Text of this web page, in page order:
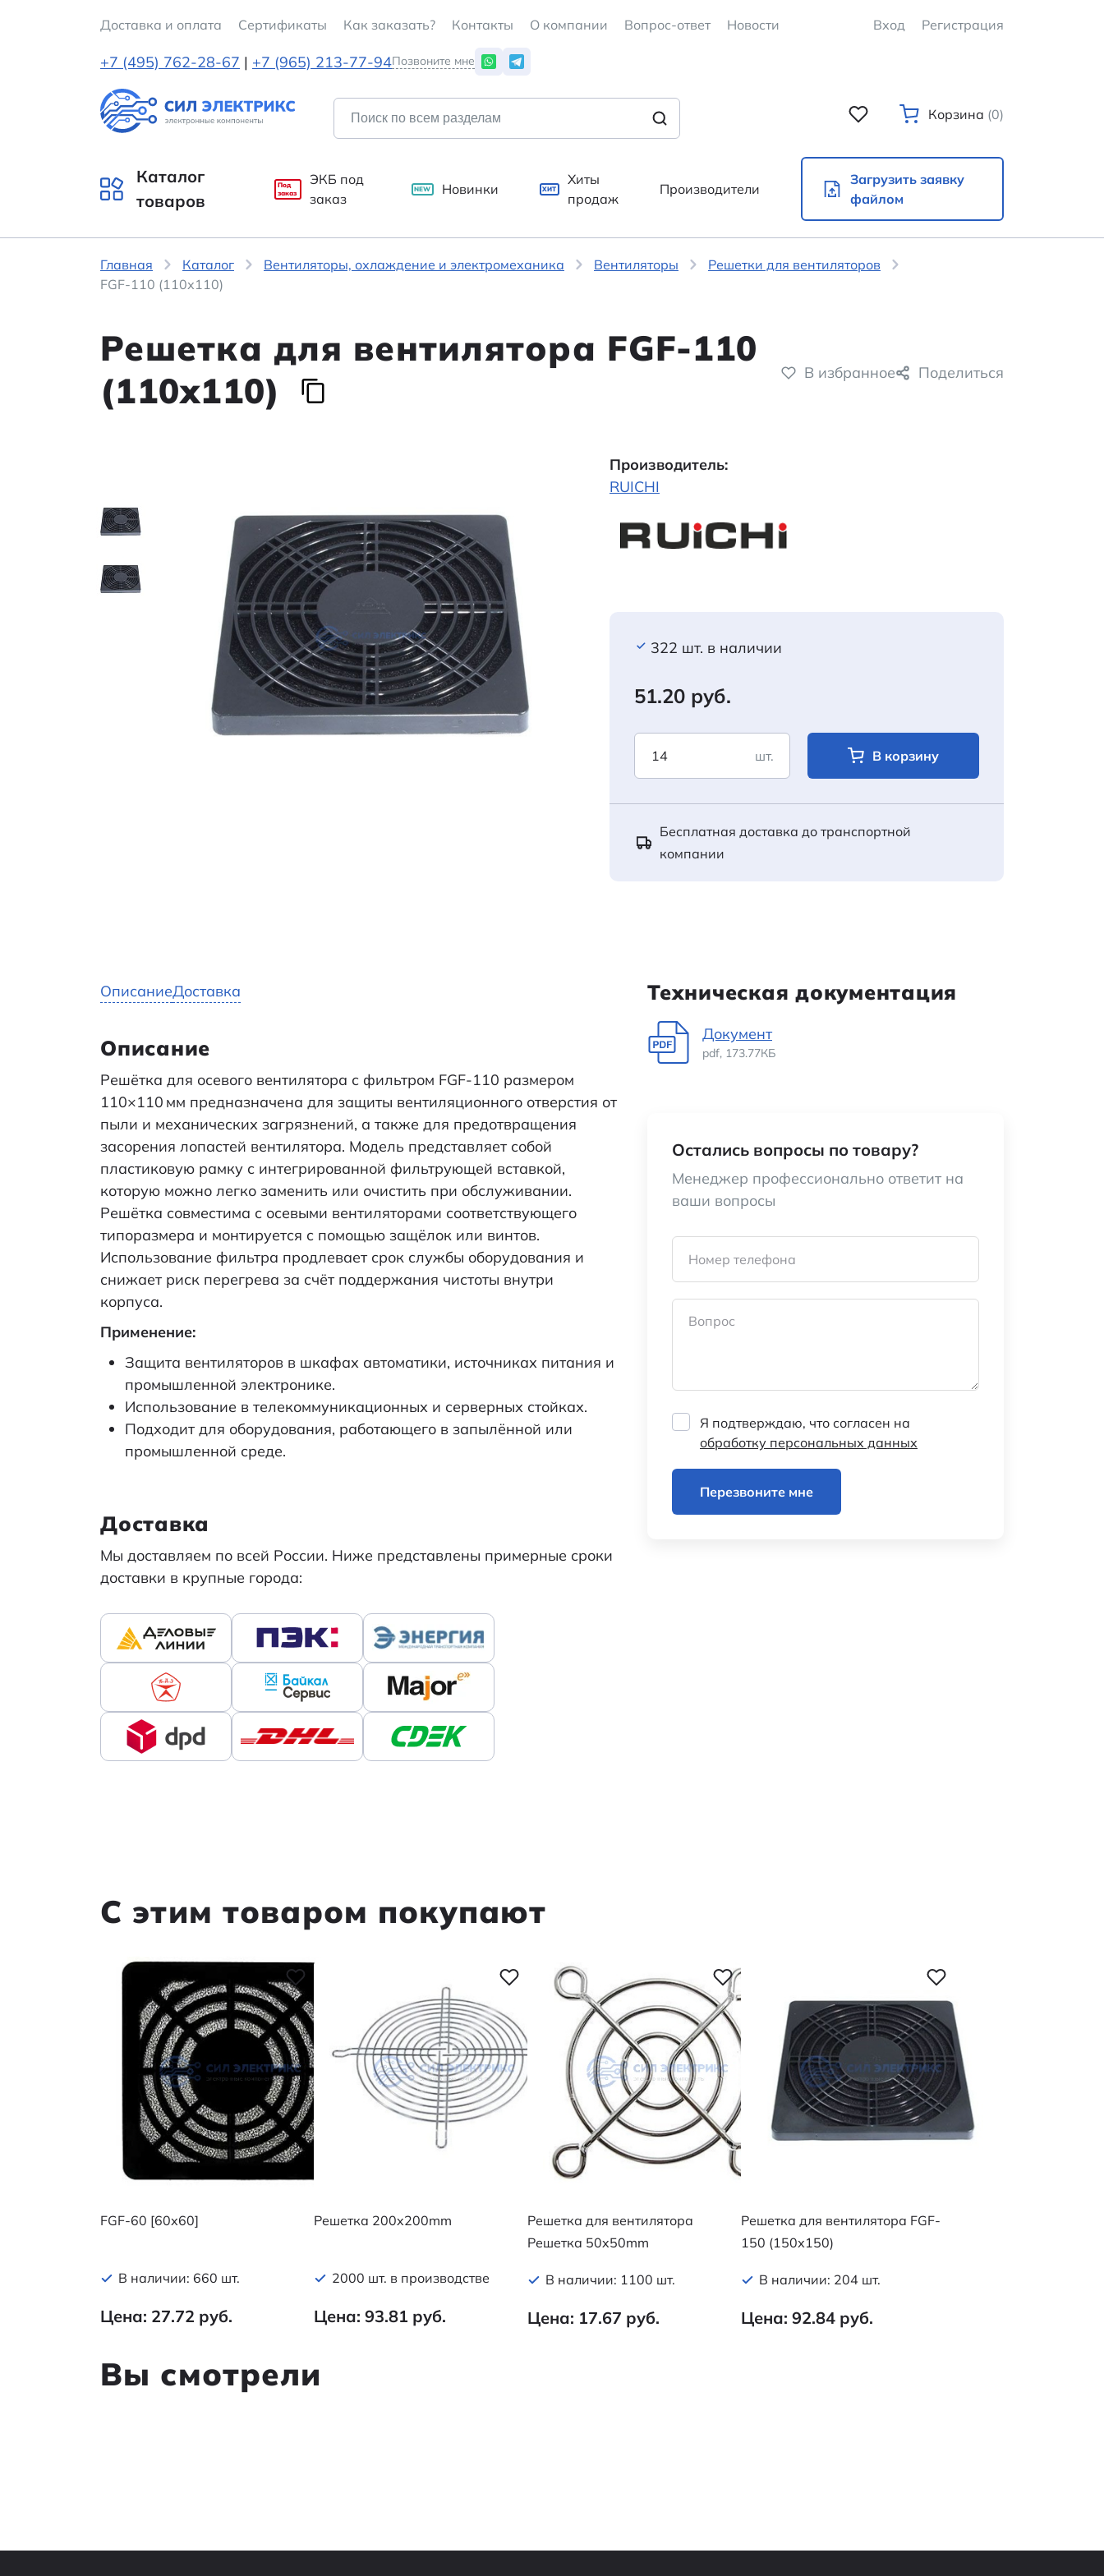
Доставка и оплата Cертификаты Как заказать? Контакты О компании Вопрос-ответ Новости Вход Регистрация
+7 (495) 762-28-67 | +7 (965) 213-77-94Позвоните мне
Корзина (0)
Каталог
товаров
Под
заказ
ЭКБ под
заказ
NEW Новинки ХИТ
Хиты
продаж
Производители
Загрузить заявку
файлом
Главная Каталог Вентиляторы, охлаждение и электромеханика Вентиляторы
Решетки для вентиляторов
FGF-110 (110х110)
Решетка для вентилятора FGF-110
(110х110)
В избранное Поделиться
Производитель:
RUICHI
322 шт. в наличии
51.20 руб.
шт. В корзину
Бесплатная доставка до транспортной
компании
ОписаниеДоставка
Описание
Решётка для осевого вентилятора с фильтром FGF-110 размером
110×110 мм предназначена для защиты вентиляционного отверстия от
пыли и механических загрязнений, а также для предотвращения
засорения лопастей вентилятора. Модель представляет собой
пластиковую рамку с интегрированной фильтрующей вставкой,
которую можно легко заменить или очистить при обслуживании.
Решётка совместима с осевыми вентиляторами соответствующего
типоразмера и монтируется с помощью защёлок или винтов.
Использование фильтра продлевает срок службы оборудования и
снижает риск перегрева за счёт поддержания чистоты внутри
корпуса.
Применение:
Защита вентиляторов в шкафах автоматики, источниках питания и
промышленной электронике.
Использование в телекоммуникационных и серверных стойках.
Подходит для оборудования, работающего в запылённой или
промышленной среде.
Доставка
Мы доставляем по всей России. Ниже представлены примерные сроки
доставки в крупные города:
Техническая документация
Документ
pdf, 173.77КБ
Остались вопросы по товару?
Менеджер профессионально ответит на
ваши вопросы
Номер телефона
Вопрос
Я подтверждаю, что согласен на
обработку персональных данных
Перезвоните мне
С этим товаром покупают
FGF-60 [60х60]
В наличии: 660 шт.
Цена: 27.72 руб.
Решетка 200x200mm
2000 шт. в производстве
Цена: 93.81 руб.
Решетка для вентилятора
Решетка 50x50mm
В наличии: 1100 шт.
Цена: 17.67 руб.
Решетка для вентилятора FGF-
150 (150х150)
В наличии: 204 шт.
Цена: 92.84 руб.
Вы смотрели